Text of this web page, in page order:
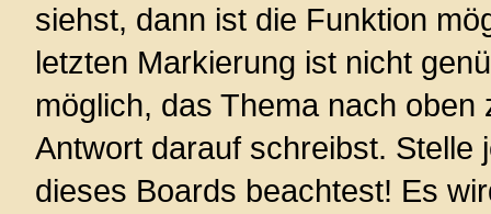
siehst, dann ist die Funktion
letzten Markierung ist nicht
möglich, das Thema nach
Antwort darauf schreibst. Stelle
dieses Boards beachtest! Es